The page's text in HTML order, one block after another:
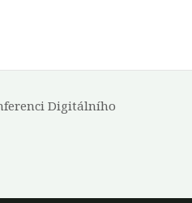
Digitálního